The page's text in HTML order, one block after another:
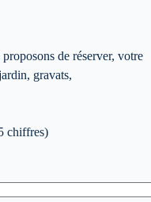
de réserver, votre
gravats,
chiffres)